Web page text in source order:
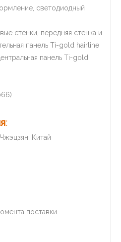
светодиодный
стенки, передняя стенка и
панель Ti-gold hairline
панель Ti-gold
:
Китай
поставки.